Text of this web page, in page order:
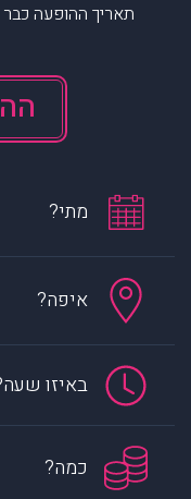
תאריך ההופעה
מתי?
איפה?
באיזו
כמה?